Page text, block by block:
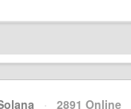
· 2891 Online